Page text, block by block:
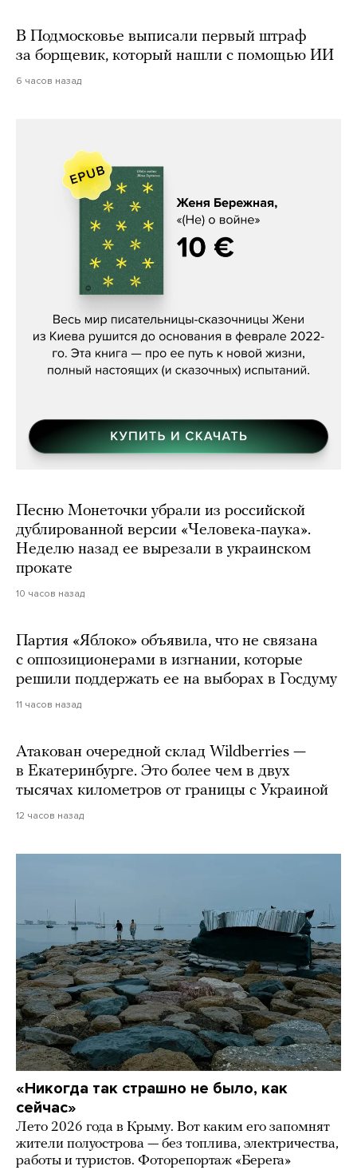
В Подмосковье выписали первый штраф
за борщевик, который нашли с помощью ИИ
6 часов назад
Женя Бережная, «(Не) о войне»
Песню Монеточки убрали из российской
дублированной версии «Человека-паука».
Неделю назад ее вырезали в украинском
прокате
10 часов назад
Партия «Яблоко» объявила, что не связана
с оппозиционерами в изгнании, которые
решили поддержать ее на выборах в Госдуму
11 часов назад
Атакован очередной склад Wildberries —
в Екатеринбурге. Это более чем в двух
тысячах километров от границы с Украиной
12 часов назад
«Никогда так страшно не было, как
сейчас»
Лето 2026 года в Крыму. Вот каким его запомнят
жители полуострова — без топлива, электричества,
работы и туристов. Фоторепортаж «Берега»